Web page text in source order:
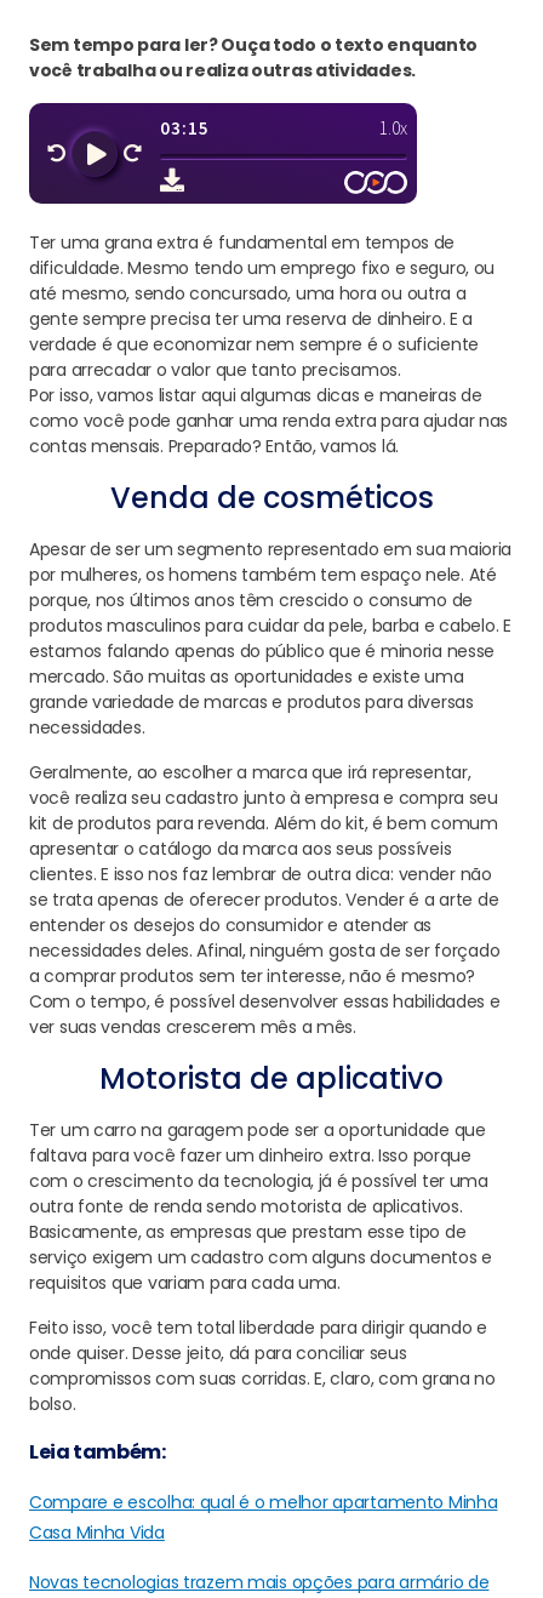
Sem tempo para ler? Ouça todo o texto enquanto
você trabalha ou realiza outras atividades.
Ter uma grana extra é fundamental em tempos de
dificuldade. Mesmo tendo um emprego fixo e seguro, ou
até mesmo, sendo concursado, uma hora ou outra a
gente sempre precisa ter uma reserva de dinheiro. E a
verdade é que economizar nem sempre é o suficiente
para arrecadar o valor que tanto precisamos.
Por isso, vamos listar aqui algumas dicas e maneiras de
como você pode ganhar uma renda extra para ajudar nas
contas mensais. Preparado? Então, vamos lá.
Venda de cosméticos
Apesar de ser um segmento representado em sua maioria
por mulheres, os homens também tem espaço nele. Até
porque, nos últimos anos têm crescido o consumo de
produtos masculinos para cuidar da pele, barba e cabelo. E
estamos falando apenas do público que é minoria nesse
mercado. São muitas as oportunidades e existe uma
grande variedade de marcas e produtos para diversas
necessidades.
Geralmente, ao escolher a marca que irá representar,
você realiza seu cadastro junto à empresa e compra seu
kit de produtos para revenda. Além do kit, é bem comum
apresentar o catálogo da marca aos seus possíveis
clientes. E isso nos faz lembrar de outra dica: vender não
se trata apenas de oferecer produtos. Vender é a arte de
entender os desejos do consumidor e atender as
necessidades deles. Afinal, ninguém gosta de ser forçado
a comprar produtos sem ter interesse, não é mesmo?
Com o tempo, é possível desenvolver essas habilidades e
ver suas vendas crescerem mês a mês.
Motorista de aplicativo
Ter um carro na garagem pode ser a oportunidade que
faltava para você fazer um dinheiro extra. Isso porque
com o crescimento da tecnologia, já é possível ter uma
outra fonte de renda sendo motorista de aplicativos.
Basicamente, as empresas que prestam esse tipo de
serviço exigem um cadastro com alguns documentos e
requisitos que variam para cada uma.
Feito isso, você tem total liberdade para dirigir quando e
onde quiser. Desse jeito, dá para conciliar seus
compromissos com suas corridas. E, claro, com grana no
bolso.
Leia também:
Compare e escolha: qual é o melhor apartamento Minha
Casa Minha Vida
Novas tecnologias trazem mais opções para armário de